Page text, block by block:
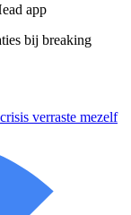
app
bij breaking
verraste mezelf